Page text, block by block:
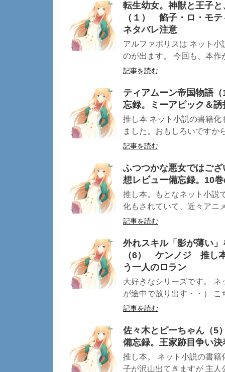
転生幼女。神獣と王子
（１） 餡子・ロ・モ
ネタバレ注意
アルファポリスは ネット
のが出ます。 今回も、本作
記事を読む
ティアムーン帝国物語
忘録。ミーアピック＆
推し本 ネット小説の書籍
ました。おもしろいですか
記事を読む
ふつつかな悪女ではご
想レビュー備忘録。10
推し本。もとなネット小説
化もされていて、近々アニ
記事を読む
外れスキル「影が薄い
（6） ケンノジ 推し
う一人のロラン
大好きなシリーズです。
が途中で放り出す・・）
記事を読む
佐々木とピーちゃん（
備忘録。王家跡目争い決
推し本。 ネット小説の書
子が沢山出てきますが 主人